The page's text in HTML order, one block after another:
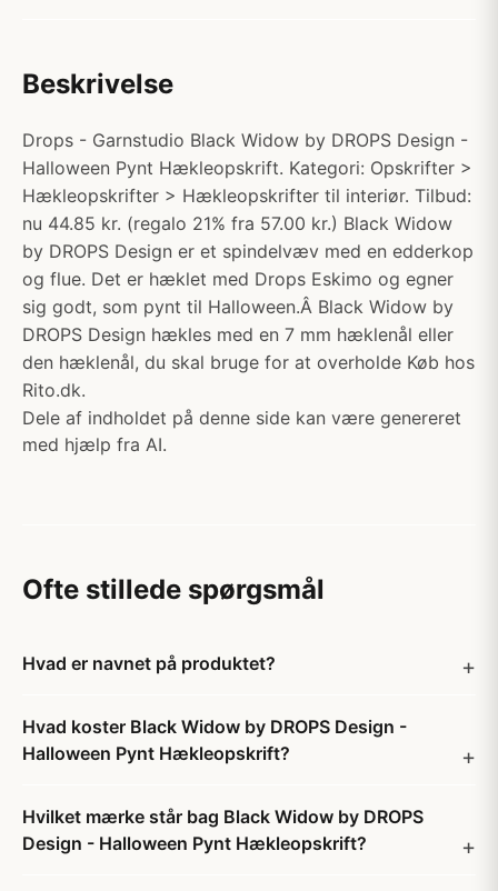
Beskrivelse
Drops - Garnstudio Black Widow by DROPS Design -
Halloween Pynt Hækleopskrift. Kategori: Opskrifter >
Hækleopskrifter > Hækleopskrifter til interiør. Tilbud:
nu 44.85 kr. (regalo 21% fra 57.00 kr.) Black Widow
by DROPS Design er et spindelvæv med en edderkop
og flue. Det er hæklet med Drops Eskimo og egner
sig godt, som pynt til Halloween.Â Black Widow by
DROPS Design hækles med en 7 mm hæklenål eller
den hæklenål, du skal bruge for at overholde Køb hos
Rito.dk.
Dele af indholdet på denne side kan være genereret
med hjælp fra AI.
Ofte stillede spørgsmål
Hvad er navnet på produktet?
Hvad koster Black Widow by DROPS Design -
Halloween Pynt Hækleopskrift?
Hvilket mærke står bag Black Widow by DROPS
Design - Halloween Pynt Hækleopskrift?